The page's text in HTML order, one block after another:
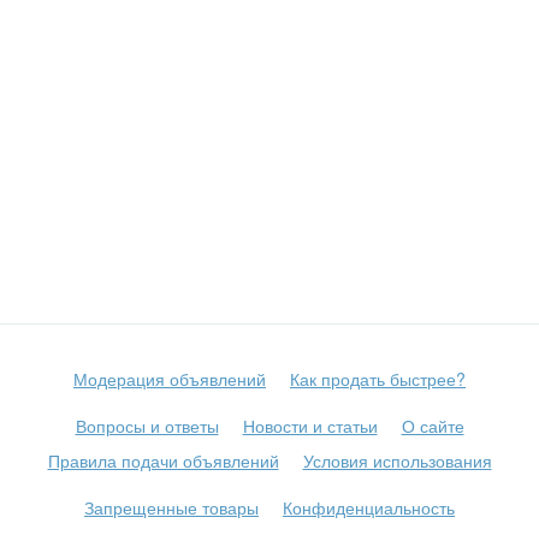
Модерация объявлений
Как продать быстрее?
Вопросы и ответы
Новости и статьи
О сайте
Правила подачи объявлений
Условия использования
Запрещенные товары
Конфиденциальность